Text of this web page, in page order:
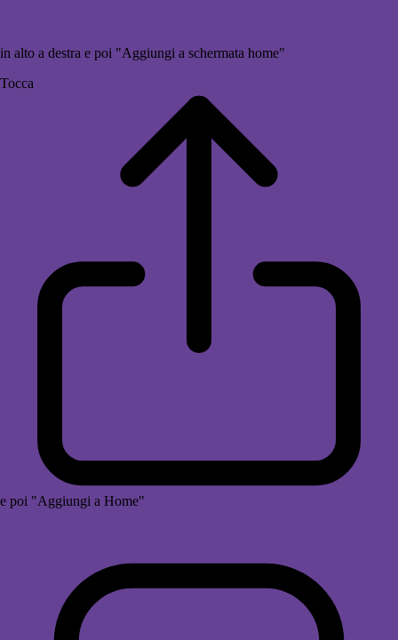
in alto a destra e poi "Aggiungi a schermata home"
Tocca
e poi "Aggiungi a Home"